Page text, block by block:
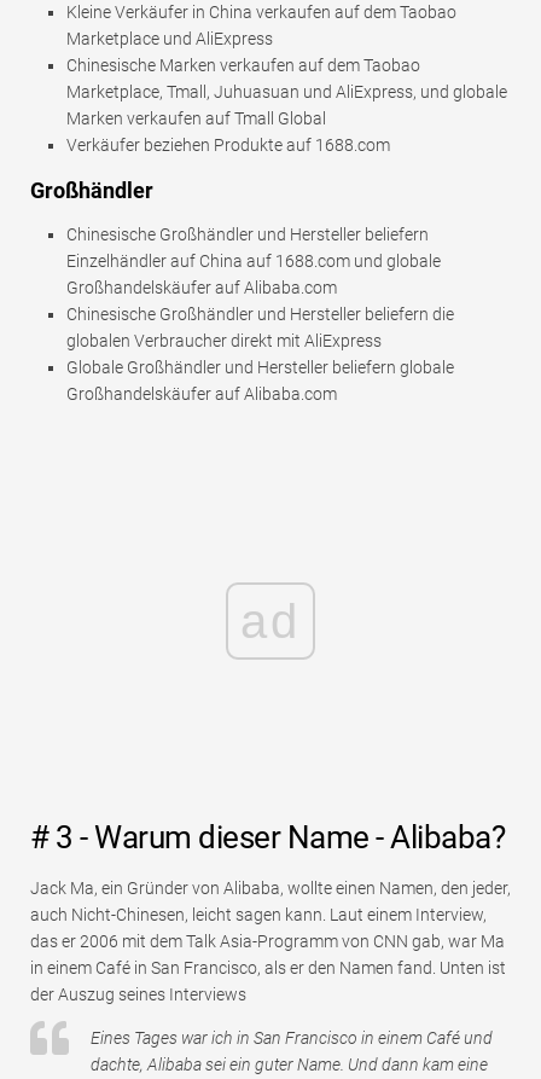
Kleine Verkäufer in China verkaufen auf dem Taobao
Marketplace und AliExpress
Chinesische Marken verkaufen auf dem Taobao
Marketplace, Tmall, Juhuasuan und AliExpress, und globale
Marken verkaufen auf Tmall Global
Verkäufer beziehen Produkte auf 1688.com
Großhändler
Chinesische Großhändler und Hersteller beliefern
Einzelhändler auf China auf 1688.com und globale
Großhandelskäufer auf Alibaba.com
Chinesische Großhändler und Hersteller beliefern die
globalen Verbraucher direkt mit AliExpress
Globale Großhändler und Hersteller beliefern globale
Großhandelskäufer auf Alibaba.com
ad
# 3 - Warum dieser Name - Alibaba?
Jack Ma, ein Gründer von Alibaba, wollte einen Namen, den jeder,
auch Nicht-Chinesen, leicht sagen kann. Laut einem Interview,
das er 2006 mit dem Talk Asia-Programm von CNN gab, war Ma
in einem Café in San Francisco, als er den Namen fand. Unten ist
der Auszug seines Interviews
Eines Tages war ich in San Francisco in einem Café und
dachte, Alibaba sei ein guter Name. Und dann kam eine